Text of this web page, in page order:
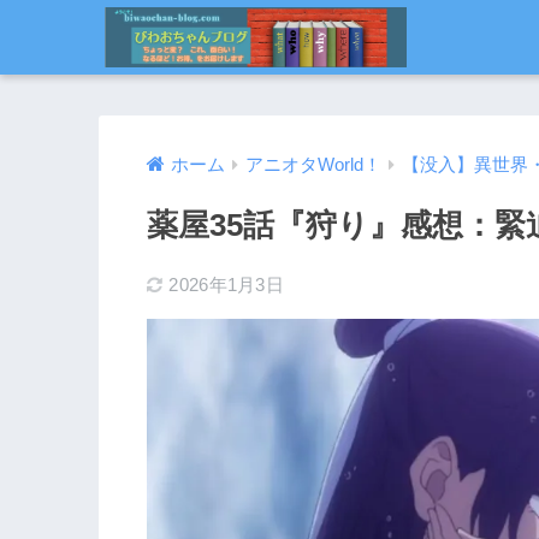
ホーム アニオタWorld！ 【没入】異世
薬屋35話『狩り』感想：
2026年1月3日